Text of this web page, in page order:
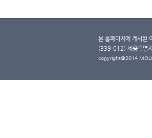
본 홈페이지에 게시된
(339-012) 세종특별
copyright@2014